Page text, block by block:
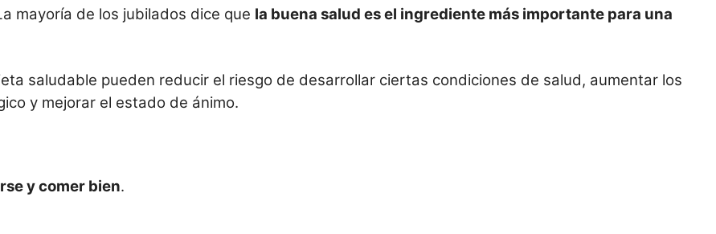
mayoría de los jubilados dice que la buena salud es el ingrediente más importante para una
saludable pueden reducir el riesgo de desarrollar ciertas condiciones de salud, aumentar los
y mejorar el estado de ánimo.
y comer bien.